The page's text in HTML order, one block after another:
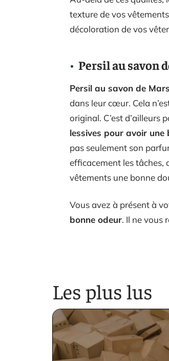
texture de vos
décoloration de vos
Persil au savon
Persil au savon de
dans leur cœur. Cela
original. C’est d’ailleurs
lessives pour avoir une
pas seulement son
efficacement les tâches,
vêtements une bonne
Vous avez à présent à
bonne odeur. Il ne vous
Les plus lus